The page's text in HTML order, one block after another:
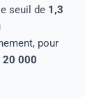
seuil de 1,3
pour
20 000